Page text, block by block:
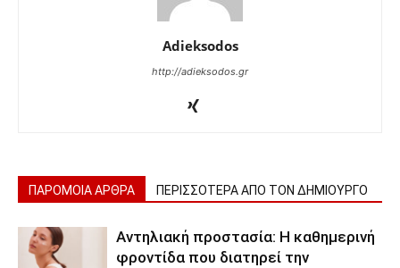
Adieksodos
http://adieksodos.gr
ΠΑΡΟΜΟΙΑ ΑΡΘΡΑ ΠΕΡΙΣΣΟΤΕΡΑ ΑΠΟ ΤΟΝ ΔΗΜΙΟΥΡΓΟ
Αντηλιακή προστασία: Η καθημερινή
φροντίδα που διατηρεί την